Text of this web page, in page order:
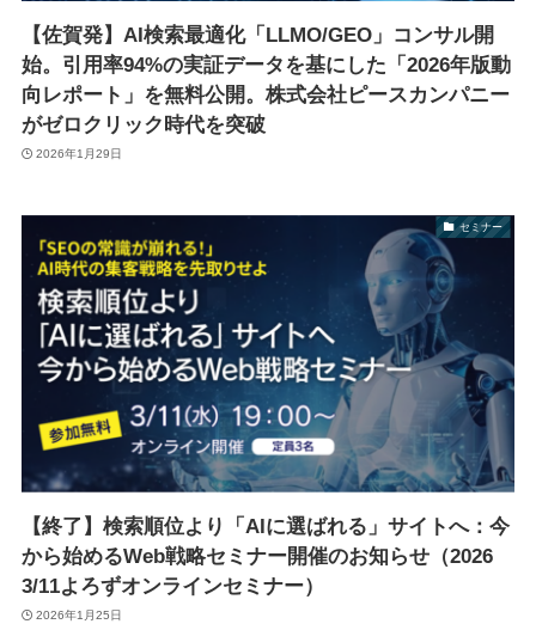
【佐賀発】AI検索最適化「LLMO/GEO」コンサル開
始。引用率94%の実証データを基にした「2026年版動
向レポート」を無料公開。株式会社ピースカンパニー
がゼロクリック時代を突破
2026年1月29日
セミナー
【終了】検索順位より「AIに選ばれる」サイトへ：今
から始めるWeb戦略セミナー開催のお知らせ（2026
3/11よろずオンラインセミナー）
2026年1月25日